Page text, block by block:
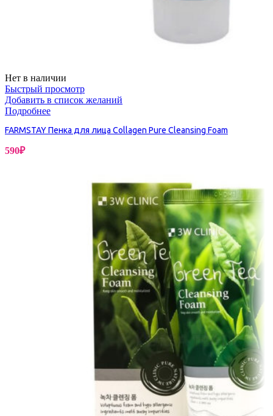
Нет в наличии
Быстрый просмотр
Добавить в список желаний
Подробнее
FARMSTAY Пенка для лица Collagen Pure Cleansing Foam
590₽